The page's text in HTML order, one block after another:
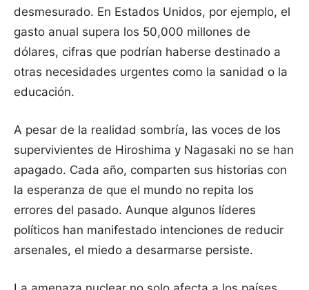
desmesurado. En Estados Unidos, por ejemplo, el
gasto anual supera los 50,000 millones de
dólares, cifras que podrían haberse destinado a
otras necesidades urgentes como la sanidad o la
educación.
A pesar de la realidad sombría, las voces de los
supervivientes de Hiroshima y Nagasaki no se han
apagado. Cada año, comparten sus historias con
la esperanza de que el mundo no repita los
errores del pasado. Aunque algunos líderes
políticos han manifestado intenciones de reducir
arsenales, el miedo a desarmarse persiste.